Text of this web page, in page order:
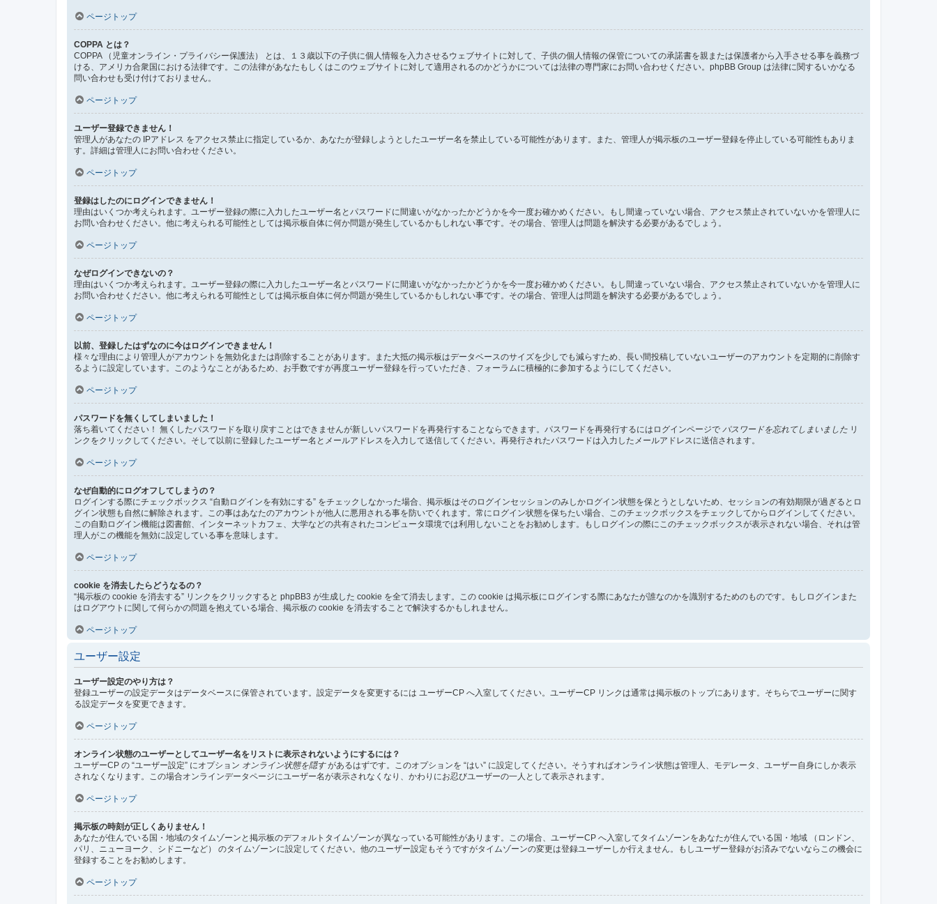
ページトップ
COPPA とは？
COPPA （児童オンライン・プライバシー保護法） とは、１３歳以下の子供に個人情報を入力させるウェブサイトに対して、子供の個人情報の保管についての承諾書を親または保護者から入手させる事を義務づ
ける、アメリカ合衆国における法律です。この法律があなたもしくはこのウェブサイトに対して適用されるのかどうかについては法律の専門家にお問い合わせください。phpBB Group は法律に関するいかなる
問い合わせも受け付けておりません。
ページトップ
ユーザー登録できません！
管理人があなたの IPアドレス をアクセス禁止に指定しているか、あなたが登録しようとしたユーザー名を禁止している可能性があります。また、管理人が掲示板のユーザー登録を停止している可能性もありま
す。詳細は管理人にお問い合わせください。
ページトップ
登録はしたのにログインできません！
理由はいくつか考えられます。ユーザー登録の際に入力したユーザー名とパスワードに間違いがなかったかどうかを今一度お確かめください。もし間違っていない場合、アクセス禁止されていないかを管理人に
お問い合わせください。他に考えられる可能性としては掲示板自体に何か問題が発生しているかもしれない事です。その場合、管理人は問題を解決する必要があるでしょう。
ページトップ
なぜログインできないの？
理由はいくつか考えられます。ユーザー登録の際に入力したユーザー名とパスワードに間違いがなかったかどうかを今一度お確かめください。もし間違っていない場合、アクセス禁止されていないかを管理人に
お問い合わせください。他に考えられる可能性としては掲示板自体に何か問題が発生しているかもしれない事です。その場合、管理人は問題を解決する必要があるでしょう。
ページトップ
以前、登録したはずなのに今はログインできません！
様々な理由により管理人がアカウントを無効化または削除することがあります。また大抵の掲示板はデータベースのサイズを少しでも減らすため、長い間投稿していないユーザーのアカウントを定期的に削除す
るように設定しています。このようなことがあるため、お手数ですが再度ユーザー登録を行っていただき、フォーラムに積極的に参加するようにしてください。
ページトップ
パスワードを無くしてしまいました！
落ち着いてください！ 無くしたパスワードを取り戻すことはできませんが新しいパスワードを再発行することならできます。パスワードを再発行するにはログインページで パスワードを忘れてしまいました リ
ンクをクリックしてください。そして以前に登録したユーザー名とメールアドレスを入力して送信してください。再発行されたパスワードは入力したメールアドレスに送信されます。
ページトップ
なぜ自動的にログオフしてしまうの？
ログインする際にチェックボックス “自動ログインを有効にする” をチェックしなかった場合、掲示板はそのログインセッションのみしかログイン状態を保とうとしないため、セッションの有効期限が過ぎるとロ
グイン状態も自然に解除されます。この事はあなたのアカウントが他人に悪用される事を防いでくれます。常にログイン状態を保ちたい場合、このチェックボックスをチェックしてからログインしてください。
この自動ログイン機能は図書館、インターネットカフェ、大学などの共有されたコンピュータ環境では利用しないことをお勧めします。もしログインの際にこのチェックボックスが表示されない場合、それは管
理人がこの機能を無効に設定している事を意味します。
ページトップ
cookie を消去したらどうなるの？
“掲示板の cookie を消去する” リンクをクリックすると phpBB3 が生成した cookie を全て消去します。この cookie は掲示板にログインする際にあなたが誰なのかを識別するためのものです。もしログインまた
はログアウトに関して何らかの問題を抱えている場合、掲示板の cookie を消去することで解決するかもしれません。
ページトップ
ユーザー設定
ユーザー設定のやり方は？
登録ユーザーの設定データはデータベースに保管されています。設定データを変更するには ユーザーCP へ入室してください。ユーザーCP リンクは通常は掲示板のトップにあります。そちらでユーザーに関す
る設定データを変更できます。
ページトップ
オンライン状態のユーザーとしてユーザー名をリストに表示されないようにするには？
ユーザーCP の “ユーザー設定” にオプション オンライン状態を隠すがあるはずです。このオプションを “はい” に設定してください。そうすればオンライン状態は管理人、モデレータ、ユーザー自身にしか表示
されなくなります。この場合オンラインデータページにユーザー名が表示されなくなり、かわりにお忍びユーザーの一人として表示されます。
ページトップ
掲示板の時刻が正しくありません！
あなたが住んでいる国・地域のタイムゾーンと掲示板のデフォルトタイムゾーンが異なっている可能性があります。この場合、ユーザーCP へ入室してタイムゾーンをあなたが住んでいる国・地域 （ロンドン、
パリ、ニューヨーク、シドニーなど） のタイムゾーンに設定してください。他のユーザー設定もそうですがタイムゾーンの変更は登録ユーザーしか行えません。もしユーザー登録がお済みでないならこの機会に
登録することをお勧めします。
ページトップ